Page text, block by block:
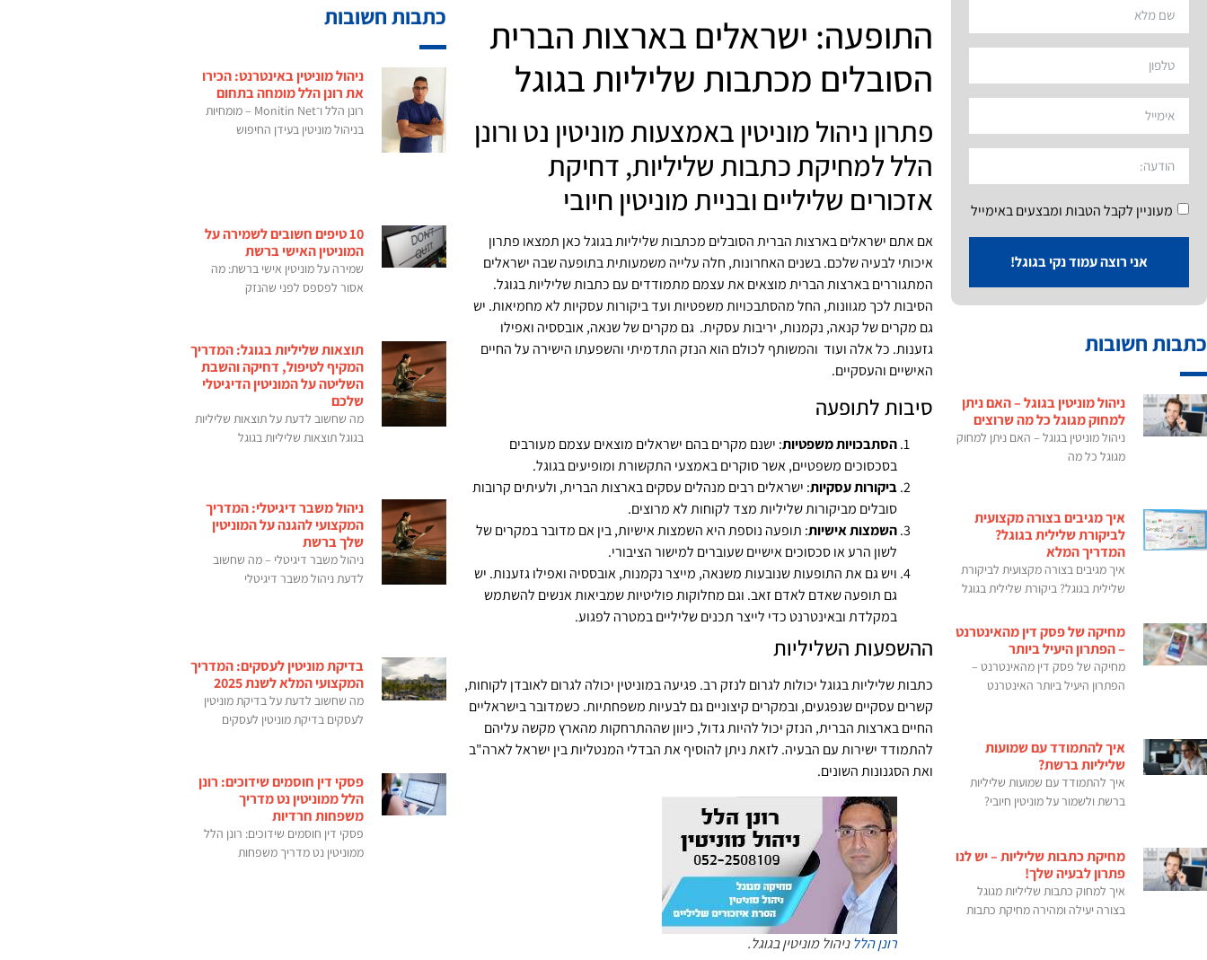
מעוניין לקבל הטבות ומבצעים באימייל
אני רוצה עמוד נקי בגוגל!
כתבות חשובות
ניהול מוניטין בגוגל – האם ניתן
למחוק מגוגל כל מה שרוצים
ניהול מוניטין בגוגל – האם ניתן למחוק
מגוגל כל מה
איך מגיבים בצורה מקצועית
לביקורת שלילית בגוגל?
המדריך המלא
איך מגיבים בצורה מקצועית לביקורת
שלילית בגוגל? ביקורת שלילית בגוגל
מחיקה של פסק דין מהאינטרנט
– הפתרון היעיל ביותר
מחיקה של פסק דין מהאינטרנט –
הפתרון היעיל ביותר האינטרנט
איך להתמודד עם שמועות
שליליות ברשת?
איך להתמודד עם שמועות שליליות
ברשת ולשמור על מוניטין חיובי?
מחיקת כתבות שליליות – יש לנו
פתרון לבעיה שלך!
איך למחוק כתבות שליליות מגוגל
בצורה יעילה ומהירה מחיקת כתבות
התופעה: ישראלים בארצות הברית
הסובלים מכתבות שליליות בגוגל
פתרון ניהול מוניטין באמצעות מוניטין נט ורונן
הלל למחיקת כתבות שליליות, דחיקת
אזכורים שליליים ובניית מוניטין חיובי
אם אתם ישראלים בארצות הברית הסובלים מכתבות שליליות בגוגל כאן תמצאו פתרון
איכותי לבעיה שלכם. בשנים האחרונות, חלה עלייה משמעותית בתופעה שבה ישראלים
המתגוררים בארצות הברית מוצאים את עצמם מתמודדים עם כתבות שליליות בגוגל.
הסיבות לכך מגוונות, החל מהסתבכויות משפטיות ועד ביקורות עסקיות לא מחמיאות. יש
גם מקרים של קנאה, נקמנות, יריבות עסקית. גם מקרים של שנאה, אובססיה ואפילו
גזענות. כל אלה ועוד והמשותף לכולם הוא הנזק התדמיתי והשפעתו הישירה על החיים
האישיים והעסקיים.
סיבות לתופעה
הסתבכויות משפטיות: ישנם מקרים בהם ישראלים מוצאים עצמם מעורבים
בסכסוכים משפטיים, אשר סוקרים באמצעי התקשורת ומופיעים בגוגל.
ביקורות עסקיות: ישראלים רבים מנהלים עסקים בארצות הברית, ולעיתים קרובות
סובלים מביקורות שליליות מצד לקוחות לא מרוצים.
השמצות אישיות: תופעה נוספת היא השמצות אישיות, בין אם מדובר במקרים של
לשון הרע או סכסוכים אישיים שעוברים למישור הציבורי.
ויש גם את התופעות שנובעות משנאה, מייצר נקמנות, אובססיה ואפילו גזענות. יש
גם תופעה שאדם לאדם זאב. וגם מחלוקות פוליטיות שמביאות אנשים להשתמש
במקלדת ובאינטרנט כדי לייצר תכנים שליליים במטרה לפגוע.
ההשפעות השליליות
כתבות שליליות בגוגל יכולות לגרום לנזק רב. פגיעה במוניטין יכולה לגרום לאובדן לקוחות,
קשרים עסקיים שנפגעים, ובמקרים קיצוניים גם לבעיות משפחתיות. כשמדובר בישראליים
החיים בארצות הברית, הנזק יכול להיות גדול, כיוון שההתרחקות מהארץ מקשה עליהם
להתמודד ישירות עם הבעיה. לזאת ניתן להוסיף את הבדלי המנטליות בין ישראל לארה"ב
ואת הסגנונות השונים.
רונן הללניהול מוניטין בגוגל.
כתבות חשובות
ניהול מוניטין באינטרנט: הכירו
את רונן הלל מומחה בתחום
רונן הלל ו־Monitin Net – מומחיות
בניהול מוניטין בעידן החיפוש
10 טיפים חשובים לשמירה על
המוניטין האישי ברשת
שמירה על מוניטין אישי ברשת: מה
אסור לפספס לפני שהנזק
תוצאות שליליות בגוגל: המדריך
המקיף לטיפול, דחיקה והשבת
השליטה על המוניטין הדיגיטלי
שלכם
מה שחשוב לדעת על תוצאות שליליות
בגוגל תוצאות שליליות בגוגל
ניהול משבר דיגיטלי: המדריך
המקצועי להגנה על המוניטין
שלך ברשת
ניהול משבר דיגיטלי – מה שחשוב
לדעת ניהול משבר דיגיטלי
בדיקת מוניטין לעסקים: המדריך
המקצועי המלא לשנת 2025
מה שחשוב לדעת על בדיקת מוניטין
לעסקים בדיקת מוניטין לעסקים
פסקי דין חוסמים שידוכים: רונן
הלל ממוניטין נט מדריך
משפחות חרדיות
פסקי דין חוסמים שידוכים: רונן הלל
ממוניטין נט מדריך משפחות